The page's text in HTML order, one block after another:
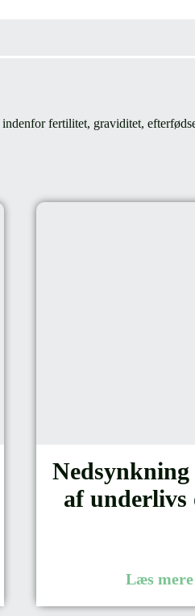
fertilitet, graviditet,
af underlivs
Læs